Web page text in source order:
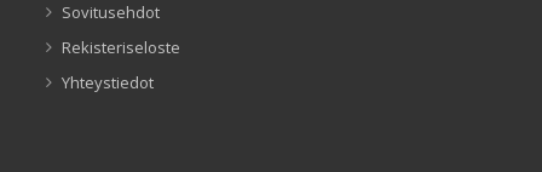
Sovitusehdot
Rekisteriseloste
Yhteystiedot